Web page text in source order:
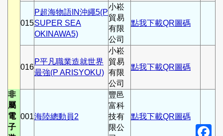
015
P超海物語IN沖繩5(P
SUPER SEA
OKINAWA5)
小崧
貿易
有限
公司
點我下載QR圖碼
016
P平凡職業造就世界
最強(P ARISYOKU)
小崧
貿易
有限
公司
點我下載QR圖碼
非
屬
電
子
001海陸總動員2
豐邑
富科
技有
限公
點我下載QR圖碼